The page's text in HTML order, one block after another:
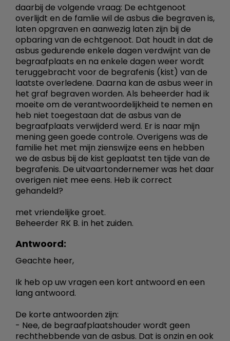
daarbij de volgende vraag: De echtgenoot
overlijdt en de famlie wil de asbus die begraven is,
laten opgraven en aanwezig laten zijn bij de
opbaring van de echtgenoot. Dat houdt in dat de
asbus gedurende enkele dagen verdwijnt van de
begraafplaats en na enkele dagen weer wordt
teruggebracht voor de begrafenis (kist) van de
laatste overledene. Daarna kan de asbus weer in
het graf begraven worden. Als beheerder had ik
moeite om de verantwoordelijkheid te nemen en
heb niet toegestaan dat de asbus van de
begraafplaats verwijderd werd. Er is naar mijn
mening geen goede controle. Overigens was de
familie het met mijn zienswijze eens en hebben
we de asbus bij de kist geplaatst ten tijde van de
begrafenis. De uitvaartondernemer was het daar
overigen niet mee eens. Heb ik correct
gehandeld?
met vriendelijke groet.
Beheerder RK B. in het zuiden.
Antwoord:
Geachte heer,
Ik heb op uw vragen een kort antwoord en een
lang antwoord.
De korte antwoorden zijn:
- Nee, de begraafplaatshouder wordt geen
rechthebbende van de asbus. Dat is onzin en ook